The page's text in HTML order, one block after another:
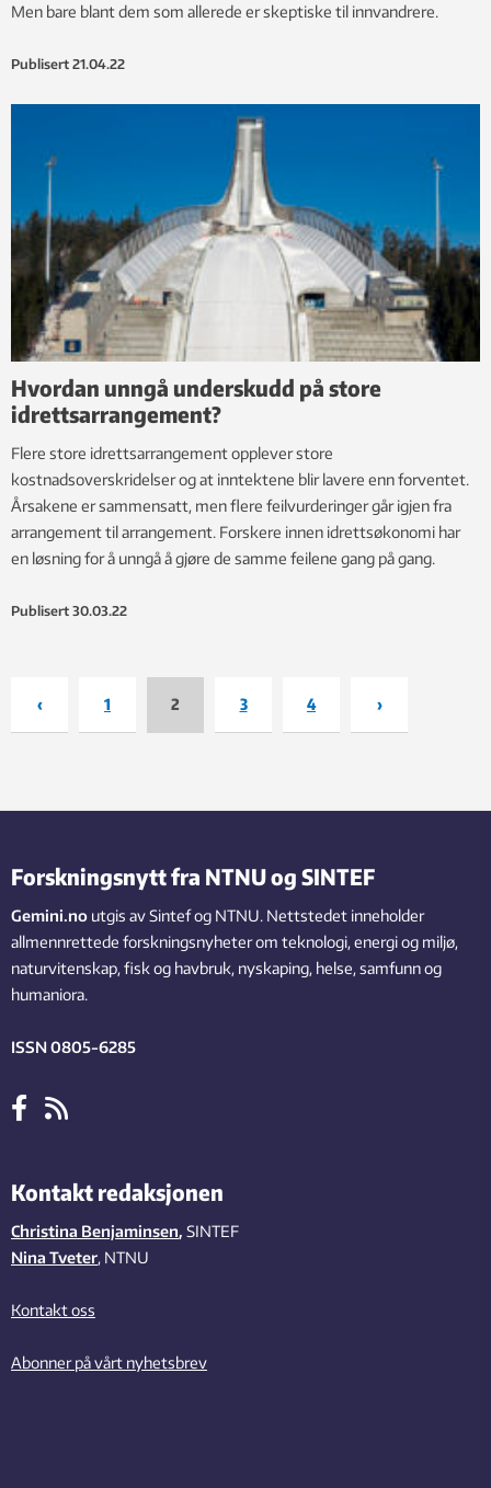
Men bare blant dem som allerede er skeptiske til innvandrere.
Publisert 21.04.22
Hvordan unngå underskudd på store
idrettsarrangement?
Flere store idrettsarrangement opplever store
kostnadsoverskridelser og at inntektene blir lavere enn forventet.
Årsakene er sammensatt, men flere feilvurderinger går igjen fra
arrangement til arrangement. Forskere innen idrettsøkonomi har
en løsning for å unngå å gjøre de samme feilene gang på gang.
Publisert 30.03.22
‹ 1 2 3 4 ›
Forskningsnytt fra NTNU og SINTEF
Gemini.no utgis av Sintef og NTNU. Nettstedet inneholder
allmennrettede forskningsnyheter om teknologi, energi og miljø,
naturvitenskap, fisk og havbruk, nyskaping, helse, samfunn og
humaniora.
ISSN 0805-6285
Kontakt redaksjonen
Christina Benjaminsen, SINTEF
Nina Tveter, NTNU
Kontakt oss
Abonner på vårt nyhetsbrev